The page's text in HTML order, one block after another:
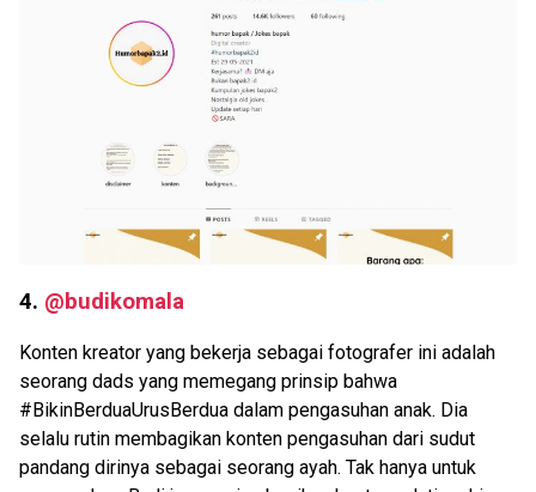
4. @budikomala
Konten kreator yang bekerja sebagai fotografer ini adalah
seorang dads yang memegang prinsip bahwa
#BikinBerduaUrusBerdua dalam pengasuhan anak. Dia
selalu rutin membagikan konten pengasuhan dari sudut
pandang dirinya sebagai seorang ayah. Tak hanya untuk